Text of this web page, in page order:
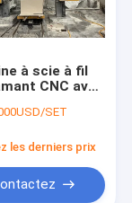
à scie à fil
CNC avec
mm et
à quatre
Longue
vie
SET
les derniers prix